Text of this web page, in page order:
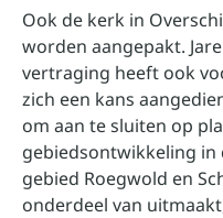
Ook de kerk in
worden aangepakt.
vertraging heeft ook
zich een kans
om aan te sluiten op
gebiedsontwikkeling in
gebied Roegwold en
onderdeel van